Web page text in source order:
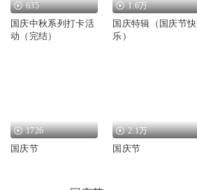
635
国庆中秋系列打卡活
动（完结）
1.6万
国庆特辑（国庆节快
乐）
1726
国庆节
2.1万
国庆节